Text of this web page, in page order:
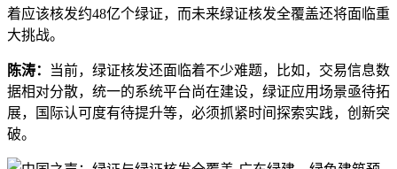
着应该核发约48亿个绿证，而未来绿证核发全覆盖还将面临重
大挑战。
陈涛：
当前，绿证核发还面临着不少难题，比如，交易信息数
据相对分散，统一的系统平台尚在建设，绿证应用场景亟待拓
展，国际认可度有待提升等，必须抓紧时间探索实践，创新突
破。